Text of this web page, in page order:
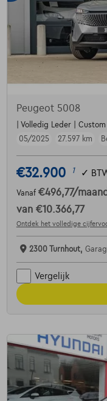
Peugeot 5008
| Volledig Leder |
05/2025
27.597 km
€32.900 1 ✓
Vanaf €496,77/maand
van €10.366,77
Ontdek het volledige
2300 Turnhout,
Vergelijk